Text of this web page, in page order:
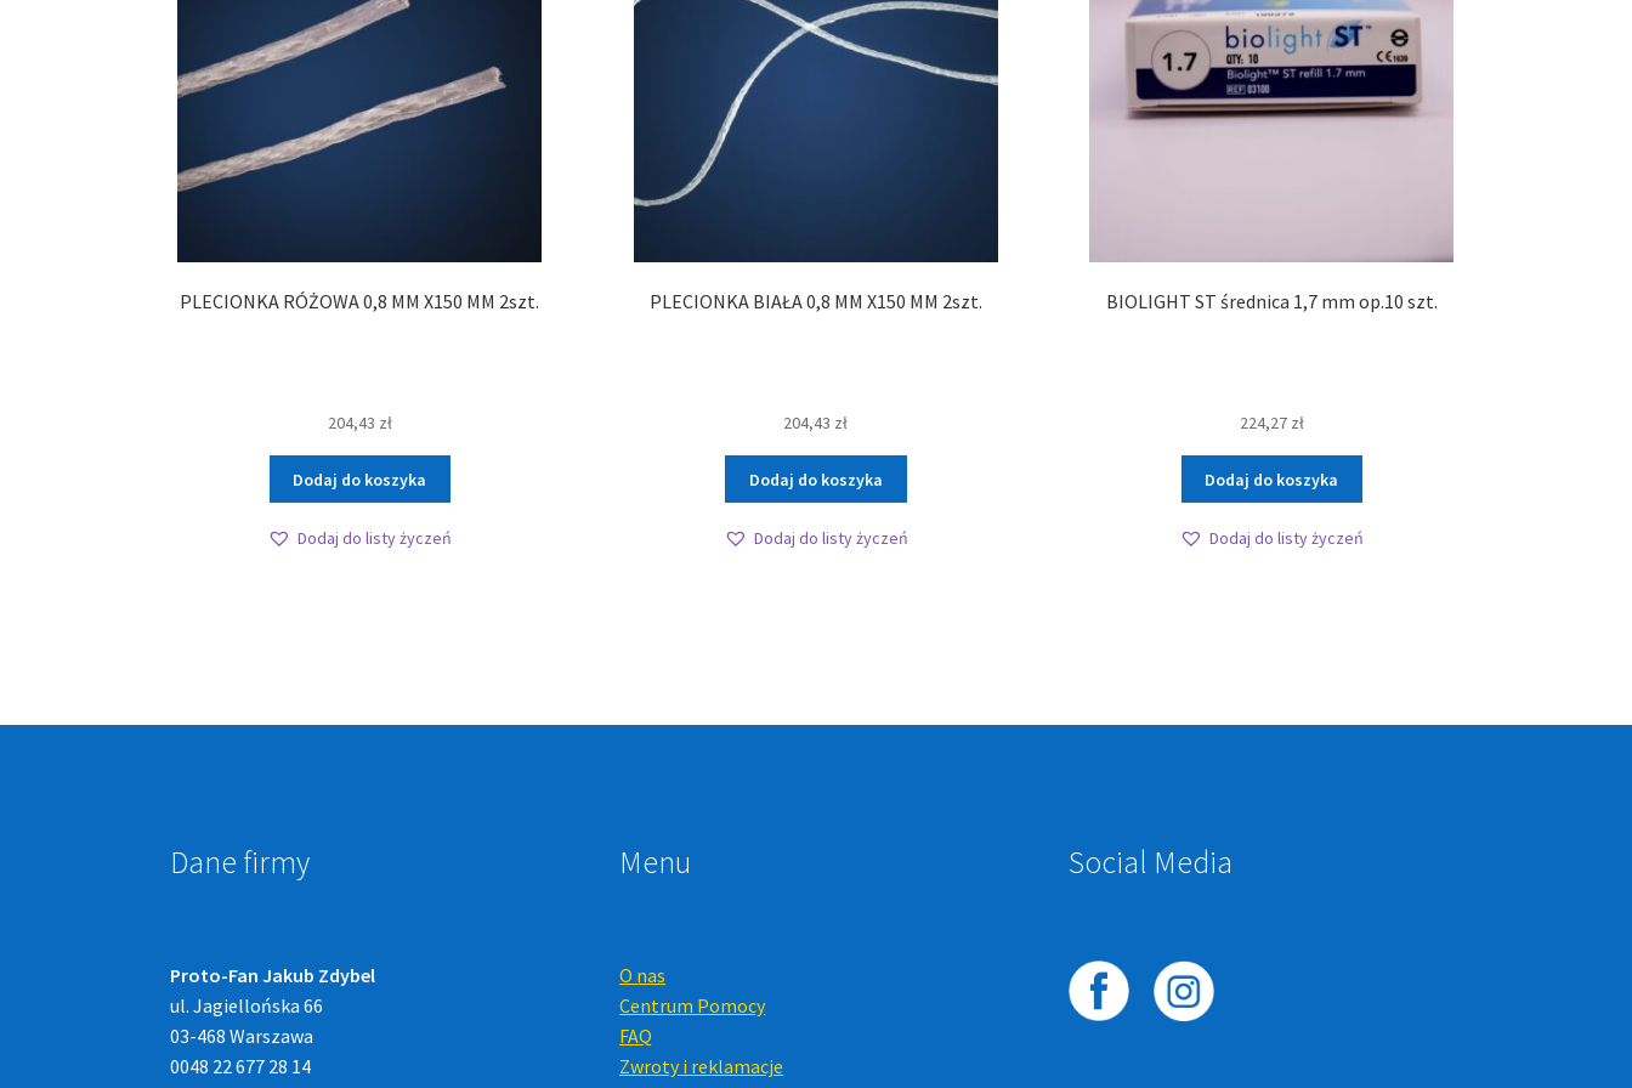
PLECIONKA RÓŻOWA 0,8 MM X150 MM 2szt.
204,43 zł
Dodaj do koszyka
Dodaj do listy życzeń
PLECIONKA BIAŁA 0,8 MM X150 MM 2szt.
204,43 zł
Dodaj do koszyka
Dodaj do listy życzeń
BIOLIGHT ST średnica 1,7 mm op.10 szt.
224,27 zł
Dodaj do koszyka
Dodaj do listy życzeń
Dane firmy
Proto-Fan Jakub Zdybel
ul. Jagiellońska 66
03-468 Warszawa
0048 22 677 28 14
Menu
O nas
Centrum Pomocy
FAQ
Zwroty i reklamacje
Social Media